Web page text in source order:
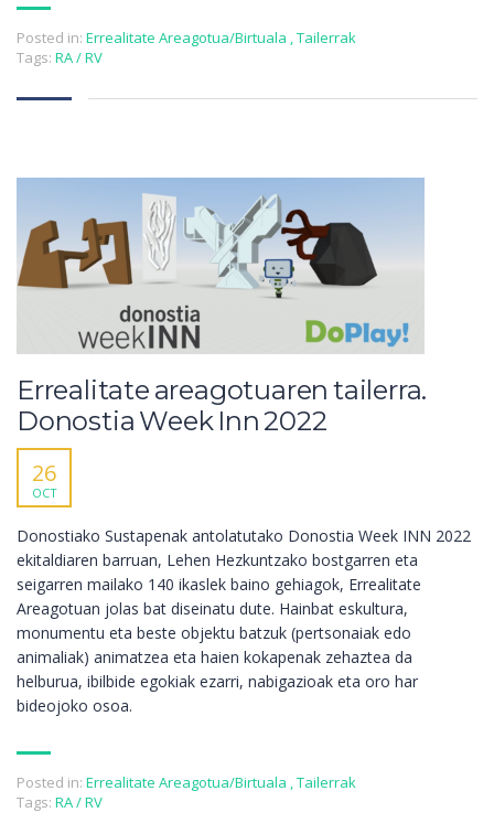
Posted in: Errealitate Areagotua/Birtuala ,Tailerrak
Tags: RA / RV
Errealitate areagotuaren tailerra.
Donostia Week Inn 2022
26
OCT
Donostiako Sustapenak antolatutako Donostia Week INN 2022
ekitaldiaren barruan, Lehen Hezkuntzako bostgarren eta
seigarren mailako 140 ikaslek baino gehiagok, Errealitate
Areagotuan jolas bat diseinatu dute. Hainbat eskultura,
monumentu eta beste objektu batzuk (pertsonaiak edo
animaliak) animatzea eta haien kokapenak zehaztea da
helburua, ibilbide egokiak ezarri, nabigazioak eta oro har
bideojoko osoa.
Posted in: Errealitate Areagotua/Birtuala ,Tailerrak
Tags: RA / RV